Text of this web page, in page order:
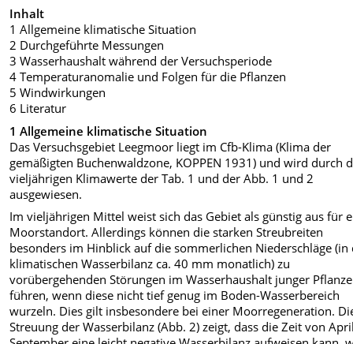
Inhalt
1 Allgemeine klimatische Situation
2 Durchgeführte Messungen
3 Wasserhaushalt während der Versuchsperiode
4 Temperaturanomalie und Folgen für die Pflanzen
5 Windwirkungen
6 Literatur
1 Allgemeine klimatische Situation
Das Versuchsgebiet Leegmoor liegt im Cfb-Klima (Klima der
gemäßigten Buchenwaldzone, KOPPEN 1931) und wird durch
vieljährigen Klimawerte der Tab. 1 und der Abb. 1 und 2
ausgewiesen.
Im vieljährigen Mittel weist sich das Gebiet als günstig aus für
Moorstandort. Allerdings können die starken Streubreiten
besonders im Hinblick auf die sommerlichen Niederschläge (in
klimatischen Wasserbilanz ca. 40 mm monatlich) zu
vorübergehenden Störungen im Wasserhaushalt junger
führen, wenn diese nicht tief genug im Boden-Wasserbereich
wurzeln. Dies gilt insbesondere bei einer Moorregeneration.
Streuung der Wasserbilanz (Abb. 2) zeigt, dass die Zeit von